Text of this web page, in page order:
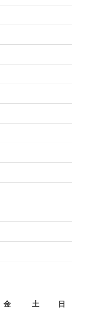
金 土 日